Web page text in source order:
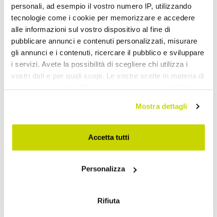
personali, ad esempio il vostro numero IP, utilizzando
tecnologie come i cookie per memorizzare e accedere
alle informazioni sul vostro dispositivo al fine di
pubblicare annunci e contenuti personalizzati, misurare
gli annunci e i contenuti, ricercare il pubblico e sviluppare
i servizi. Avete la possibilità di scegliere chi utilizza i
vostri dati e per quali scopi. Le vostre scelte in materia di
modificare o revocare il proprio consenso in qualsiasi
momento dalla Dichiarazione sui cookie o facendo clic
sull'icona di attivazione della privacy.
raccogliere informazioni sulla tua posizione
Identificare il tuo dispositivo, scansionandolo
Mostra dettagli
Accetta tutti
Personalizza
Rifiuta
VIADURINI LIVING
Gefineerde eikenhouten